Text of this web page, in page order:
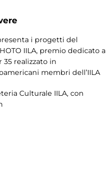
i progetti del
IILA, premio dedicato a
realizzato in
membri dell’IILA
Culturale IILA, con